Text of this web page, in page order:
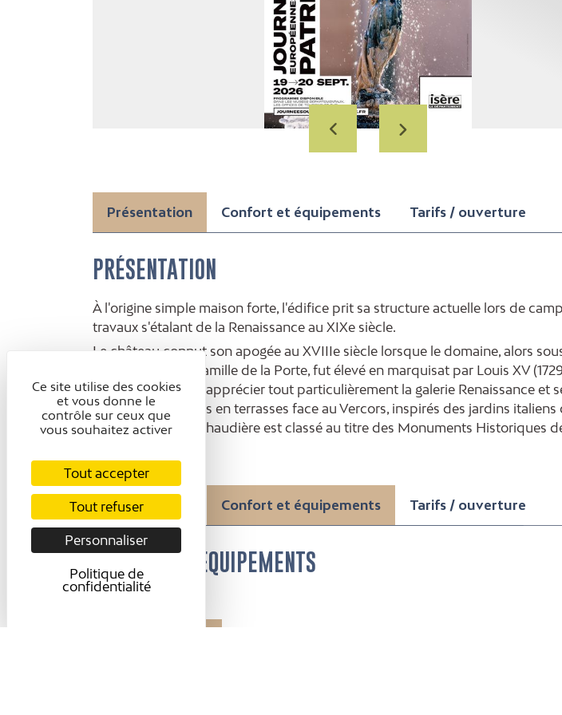
Présentation Confort et équipements Tarifs / ouverture
PRÉSENTATION
À l'origine simple maison forte, l'édifice prit sa structure actuelle lors de
travaux s'étalant de la Renaissance au XIXe siècle.
Le château connut son apogée au XVIIIe siècle lorsque le domaine, alors
possession de la famille de la Porte, fut élevé en marquisat par Louis XV
Prenez le temps d'apprécier tout particulièrement la galerie Renaissance et
ainsi que les jardins en terrasses face au Vercors, inspirés des jardins italiens
Le château de l'Arthaudière est classé au titre des Monuments Historiques
Présentation Confort et équipements Tarifs / ouverture
CONFORT ET ÉQUIPEMENTS
Ce site utilise des cookies
et vous donne le
contrôle sur ceux que
vous souhaitez activer
Tout accepter
Tout refuser
Personnaliser
Politique de
confidentialité